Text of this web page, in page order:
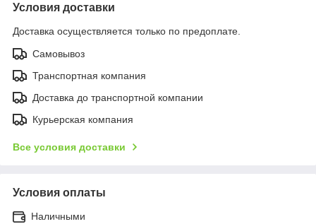
Условия доставки
Доставка осуществляется только по предоплате.
Самовывоз
Транспортная компания
Доставка до транспортной компании
Курьерская компания
Все условия доставки
Условия оплаты
Наличными